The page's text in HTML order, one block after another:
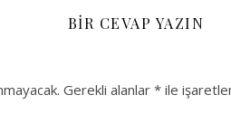
BIR CEVAP YAZIN
Gerekli alanlar * ile